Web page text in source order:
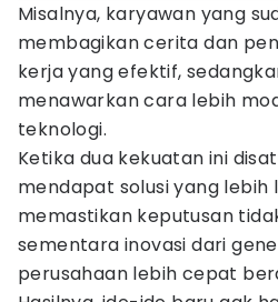
Misalnya, karyawan yang
membagikan cerita dan
kerja yang efektif,
menawarkan cara lebih
teknologi.
Ketika dua kekuatan ini
mendapat solusi yang lebih
memastikan keputusan
sementara inovasi dari
perusahaan lebih cepat